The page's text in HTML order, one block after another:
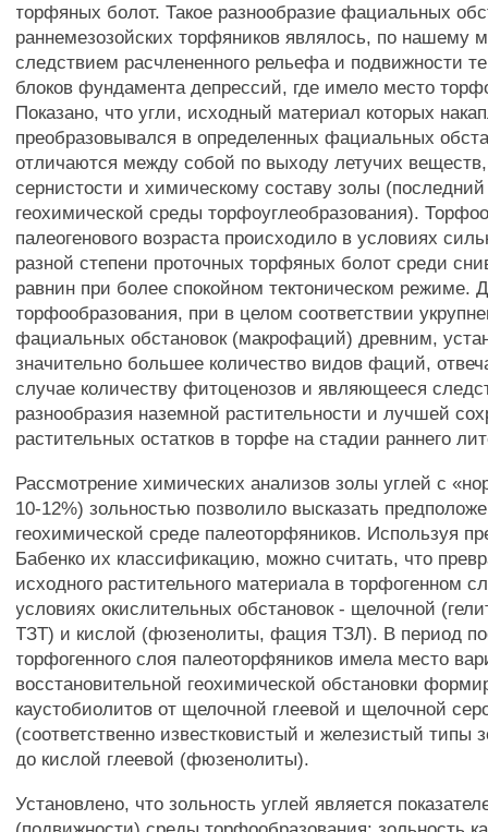
торфяных болот. Такое разнообразие фациальных
раннемезозойских торфяников являлось, по нашему
следствием расчлененного рельефа и подвижности
блоков фундамента депрессий, где имело место
Показано, что угли, исходный материал которых
преобразовывался в определенных фациальных
отличаются между собой по выходу летучих
сернистости и химическому составу золы
геохимической среды торфоуглеобразования).
палеогенового возраста происходило в условиях
разной степени проточных торфяных болот среди
равнин при более спокойном тектоническом режиме.
торфообразования, при в целом соответствии
фациальных обстановок (макрофаций) древним,
значительно большее количество видов фаций,
случае количеству фитоценозов и являющееся
разнообразия наземной растительности и лучшей
растительных остатков в торфе на стадии раннего
Рассмотрение химических анализов золы углей с
10-12%) зольностью позволило высказать
геохимической среде палеоторфяников. Используя
Бабенко их классификацию, можно считать, что
исходного растительного материала в торфогенном
условиях окислительных обстановок - щелочной
ТЗТ) и кислой (фюзенолиты, фация ТЗЛ). В период
торфогенного слоя палеоторфяников имела место
восстановительной геохимической обстановки
каустобиолитов от щелочной глеевой и щелочной
(соответственно известковистый и железистый типы
до кислой глеевой (фюзенолиты).
Установлено, что зольность углей является